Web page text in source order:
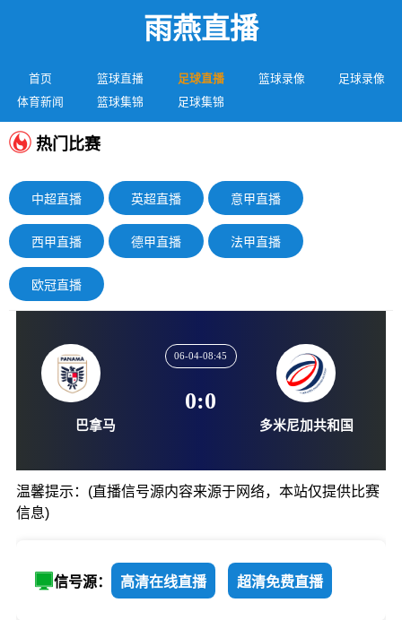
雨燕直播
首页 篮球直播 足球直播 篮球录像
足球录像
体育新闻
篮球集锦 足球集锦
热门比赛
中超直播 英超直播 意甲直播
西甲直播 德甲直播 法甲直播
欧冠直播
06-04-08:45
0:0
温馨提示：(直播信号源内容来源于网络，本站仅提供比赛
信息)
信号源： 高清在线直播 超清免费直播